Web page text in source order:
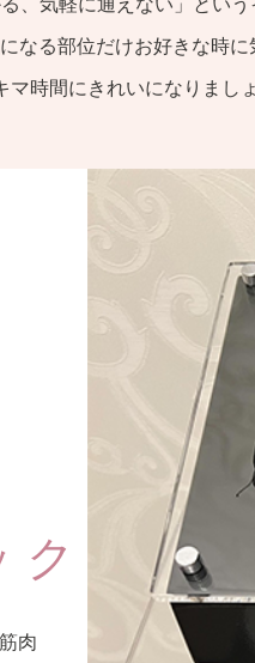
、気軽に通えない」という
なる部位だけお好きな時に
マ時間にきれいになりましょ
肉